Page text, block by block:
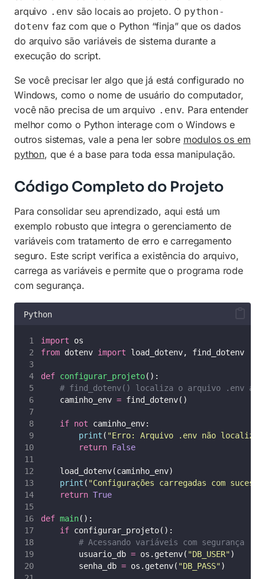
arquivo .env são locais ao projeto. O python-
dotenv faz com que o Python “finja” que os dados
do arquivo são variáveis de sistema durante a
execução do script.
Se você precisar ler algo que já está configurado no
Windows, como o nome de usuário do computador,
você não precisa de um arquivo .env. Para entender
melhor como o Python interage com o Windows e
outros sistemas, vale a pena ler sobre modulos os em
python, que é a base para toda essa manipulação.
Código Completo do Projeto
Para consolidar seu aprendizado, aqui está um
exemplo robusto que integra o gerenciamento de
variáveis com tratamento de erro e carregamento
seguro. Este script verifica a existência do arquivo,
carrega as variáveis e permite que o programa rode
com segurança.
Python
import os
from dotenv import load_dotenv, find_dotenv
def configurar_projeto():
# find_dotenv() localiza o arquivo .env
    caminho_env
= find_dotenv()
if not caminho_env:
print ( "Erro: Arquivo .env não
return False
    load_dotenv(caminho_env)
print ( "Configurações carregadas com
return True
def main():
if configurar_projeto():
# Acessando variáveis com segurança
        usuario_db
= os.getenv( "DB_USER" )
        senha_db
= os.getenv( "DB_PASS" )